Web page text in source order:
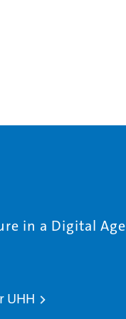
in a Digital Age
UHH